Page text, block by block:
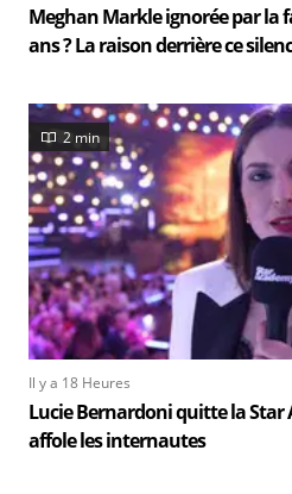
Meghan Markle ignorée par la
ans ? La raison derrière ce
2 min
Il y a 18 Heures
Lucie Bernardoni quitte la Star
affole les internautes